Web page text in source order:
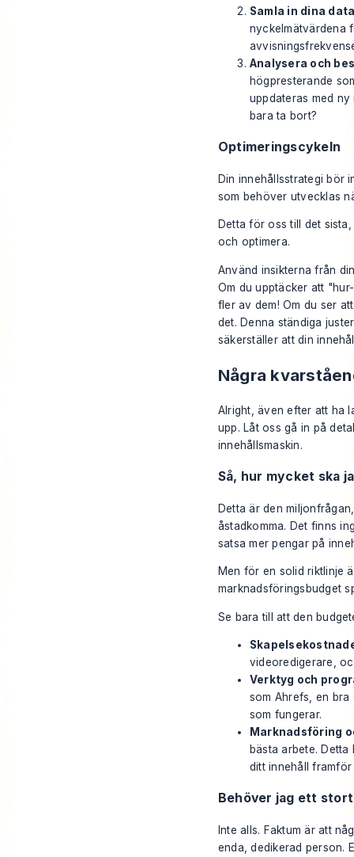
Samla in dina
nyckelmätvärdena
Analysera och
högpresterande
uppdateras med
bara ta bort?
Optimeringscykeln
Din innehållsstrategi bör
som behöver utvecklas
Detta för oss till det
och optimera.
Använd insikterna från
Om du upptäcker att
fler av dem! Om du ser
det. Denna ständiga
säkerställer att din
Några
Alright, även efter att ha
upp. Låt oss gå in på
innehållsmaskin.
Så, hur mycket ska
Detta är den
åstadkomma. Det finns
satsa mer pengar på
Men för en solid riktlinje
marknadsföringsbudget
Se bara till att den
videoredigerare,
Verktyg och
som Ahrefs, en bra
som fungerar.
Marknadsföring
bästa arbete.
ditt innehåll
Behöver jag ett
Inte alls. Faktum är att
enda, dedikerad person.